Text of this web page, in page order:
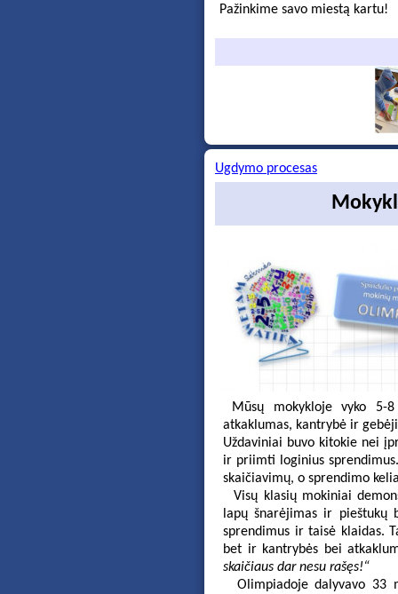
Pažinkime savo miestą kartu!
Ugdymo procesas
Mūsų mokykloje vyko 5-
atkaklumas, kantrybė ir
Uždaviniai buvo kitokie nei
ir priimti loginius
skaičiavimų, o sprendimo
Visų klasių mokiniai
lapų šnarėjimas ir
sprendimus ir taisė klaidas.
bet ir kantrybės bei
skaičiaus dar nesu rašęs!“
Olimpiadoje dalyvavo 33